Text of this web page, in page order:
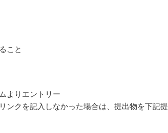
こと
よりエントリー
ンクを記入しなかった場合は、提出物を下記提